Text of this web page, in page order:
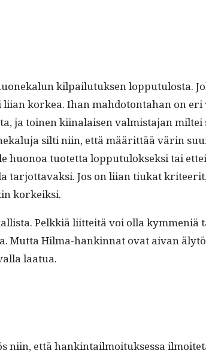
kil­pailu­tuk­sen lop­putu­losta.
korkea. Ihan mah­do­ton­ta­han on
ja toinen kiinalaisen valmis­ta­jan
silti niin, että määrit­tää värin
huonoa tuotet­ta lop­putu­lok­sek­si tai
tar­jot­tavak­si. Jos on liian tiukat
korkeiksi.
Pelkkiä liit­teitä voi olla
Mut­ta Hilma-han­k­in­nat ovat aivan
laatua.
niin, että han­k­in­tail­moituk­ses­sa